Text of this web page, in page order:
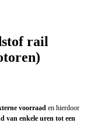
rail
voorraad en hierdoor
van enkele uren tot een